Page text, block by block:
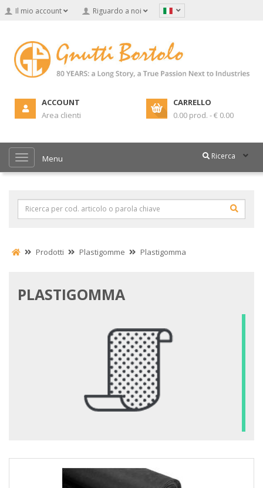
Il mio account Riguardo a noi
ACCOUNT
Area clienti
CARRELLO
0.00 prod. - € 0.00
Menu Ricerca
Prodotti Plastigomme Plastigomma
PLASTIGOMMA